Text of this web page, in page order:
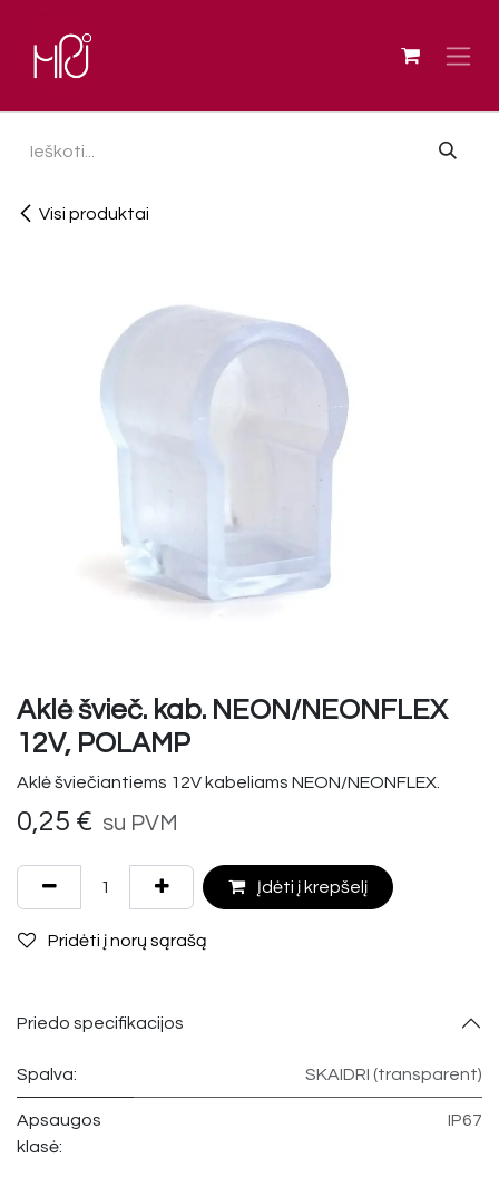
Visi produktai
Aklė švieč. kab. NEON/NEONFLEX
12V, POLAMP
Aklė šviečiantiems 12V kabeliams NEON/NEONFLEX.
0,25 € su PVM
Įdėti į krepšelį
Pridėti į norų sąrašą
Priedo specifikacijos
Spalva: SKAIDRI (transparent)
Apsaugos
klasė:
IP67